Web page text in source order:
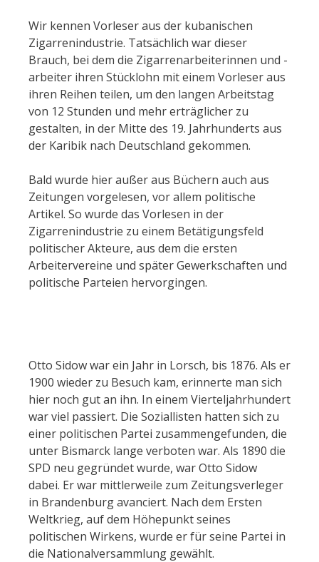
Wir kennen Vorleser aus der kubanischen
Zigarrenindustrie. Tatsächlich war dieser
Brauch, bei dem die Zigarrenarbeiterinnen und -
arbeiter ihren Stücklohn mit einem Vorleser aus
ihren Reihen teilen, um den langen Arbeitstag
von 12 Stunden und mehr erträglicher zu
gestalten, in der Mitte des 19. Jahrhunderts aus
der Karibik nach Deutschland gekommen.
Bald wurde hier außer aus Büchern auch aus
Zeitungen vorgelesen, vor allem politische
Artikel. So wurde das Vorlesen in der
Zigarrenindustrie zu einem Betätigungsfeld
politischer Akteure, aus dem die ersten
Arbeitervereine und später Gewerkschaften und
politische Parteien hervorgingen.
Otto Sidow war ein Jahr in Lorsch, bis 1876. Als er
1900 wieder zu Besuch kam, erinnerte man sich
hier noch gut an ihn. In einem Vierteljahrhundert
war viel passiert. Die Soziallisten hatten sich zu
einer politischen Partei zusammengefunden, die
unter Bismarck lange verboten war. Als 1890 die
SPD neu gegründet wurde, war Otto Sidow
dabei. Er war mittlerweile zum Zeitungsverleger
in Brandenburg avanciert. Nach dem Ersten
Weltkrieg, auf dem Höhepunkt seines
politischen Wirkens, wurde er für seine Partei in
die Nationalversammlung gewählt.